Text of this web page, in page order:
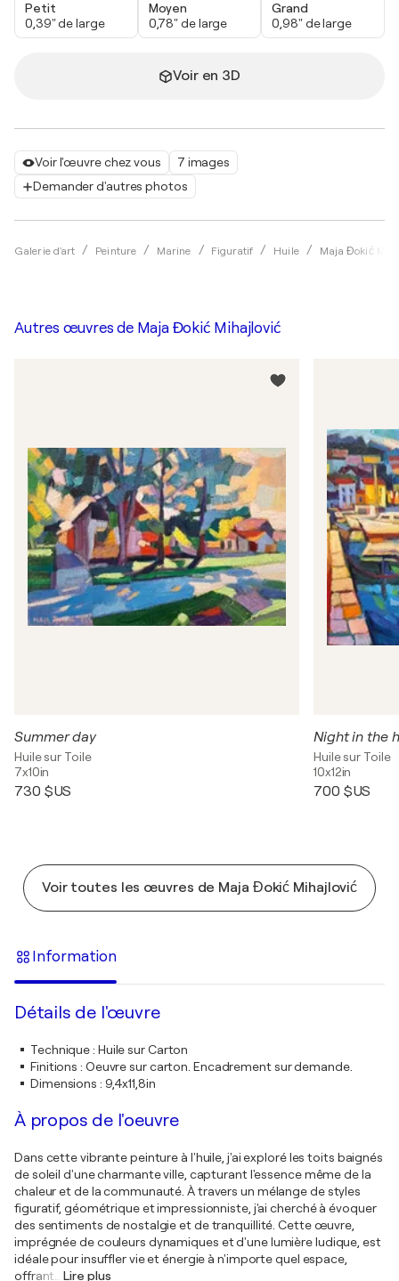
Voir l'œuvre chez vous
7 images
Demander d'autres photos
Galerie d'art Peinture Marine Figuratif Huile Maja Đokić
Petit
0,39" de large
Moyen
0,78" de large
Grand
0,98" de large
Voir en 3D
Autres œuvres de Maja Đokić Mihajlović
Summer day
Huile sur Toile
7x10in
730 $US
Night in the
Huile sur Toile
10x12in
700 $US
Voir toutes les œuvres de Maja Đokić Mihajlović
Information
Détails de l'œuvre
Technique: Huile sur Carton
Finitions : Oeuvre sur carton. Encadrement sur demande.
Dimensions : 9,4x11,8in
À propos de l'oeuvre
Dans cette vibrante peinture à l'huile, j'ai exploré les toits baignés
de soleil d'une charmante ville, capturant l'essence même de la
chaleur et de la communauté. À travers un mélange de styles
figuratif, géométrique et impressionniste, j'ai cherché à évoquer
des sentiments de nostalgie et de tranquillité. Cette œuvre,
imprégnée de couleurs dynamiques et d'une lumière ludique, est
idéale pour insuffler vie et énergie à n'importe quel espace,
offrant… Lire plus